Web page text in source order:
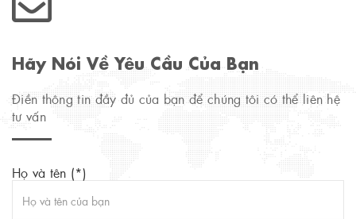
Hãy Nói Về Yêu Cầu Của Bạn
Điền thông tin đầy đủ của bạn để chúng tôi có thể liên hệ
tư vấn
Họ và tên (*)